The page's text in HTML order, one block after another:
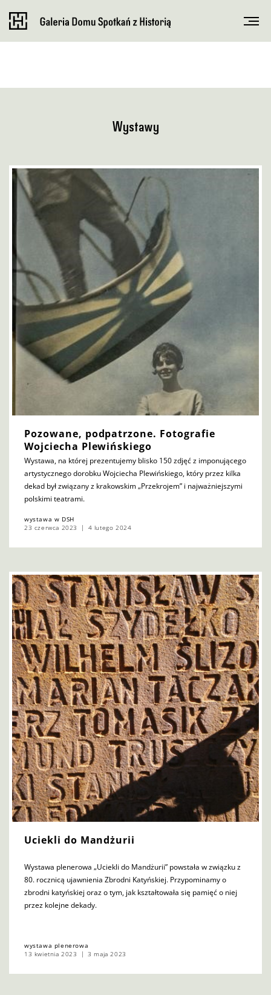
Wystawy
Pozowane, podpatrzone. Fotografie
Wojciecha Plewińskiego
Wystawa, na której prezentujemy blisko 150 zdjęć z imponującego
artystycznego dorobku Wojciecha Plewińskiego, który przez kilka
dekad był związany z krakowskim „Przekrojem” i najważniejszymi
polskimi teatrami.
wystawa w DSH
23 czerwca 2023
4 lutego 2024
Uciekli do Mandżurii
Wystawa plenerowa „Uciekli do Mandżurii” powstała w związku z
80. rocznicą ujawnienia Zbrodni Katyńskiej. Przypominamy o
zbrodni katyńskiej oraz o tym, jak kształtowała się pamięć o niej
przez kolejne dekady.
wystawa plenerowa
13 kwietnia 2023
3 maja 2023